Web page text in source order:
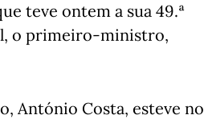
teve ontem a sua 49.ª
o primeiro-ministro,
António Costa, esteve no